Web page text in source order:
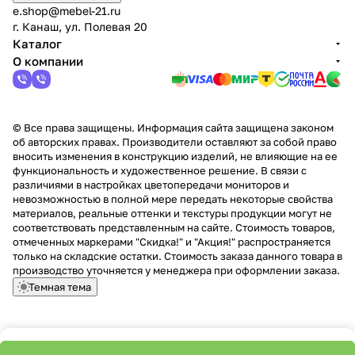
e.shop@mebel-21.ru
г. Канаш, ул. Полевая 20
Каталог
О компании
© Все права защищены. Информация сайта защищена законом
об авторских правах. Производители оставляют за собой право
вносить изменения в конструкцию изделий, не влияющие на ее
функциональность и художественное решение. В связи с
различиями в настройках цветопередачи мониторов и
невозможностью в полной мере передать некоторые свойства
материалов, реальные оттенки и текстуры продукции могут не
соответствовать представленным на сайте. Стоимость товаров,
отмеченных маркерами "Скидка!" и "Акция!" распространяется
только на складские остатки. Стоимость заказа данного товара в
производство уточняется у менеджера при оформлении заказа.
Темная тема